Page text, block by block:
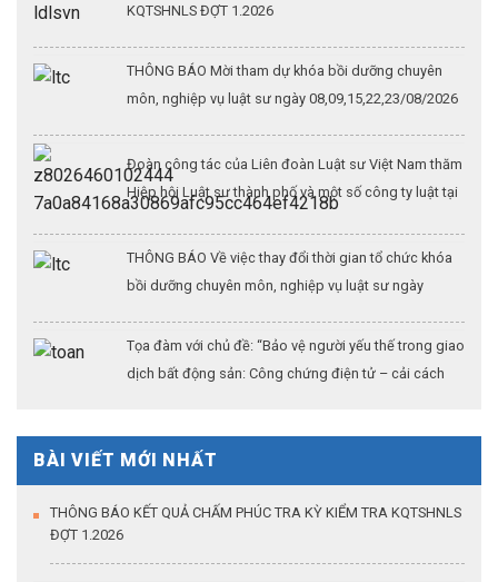
KQTSHNLS ĐỢT 1.2026
THÔNG BÁO Mời tham dự khóa bồi dưỡng chuyên
môn, nghiệp vụ luật sư ngày 08,09,15,22,23/08/2026
Đoàn công tác của Liên đoàn Luật sư Việt Nam thăm
Hiệp hội Luật sư thành phố và một số công ty luật tại
THÔNG BÁO Về việc thay đổi thời gian tổ chức khóa
bồi dưỡng chuyên môn, nghiệp vụ luật sư ngày
Tọa đàm với chủ đề: “Bảo vệ người yếu thế trong giao
dịch bất động sản: Công chứng điện tử – cải cách
BÀI VIẾT MỚI NHẤT
THÔNG BÁO KẾT QUẢ CHẤM PHÚC TRA KỲ KIỂM TRA KQTSHNLS
ĐỢT 1.2026